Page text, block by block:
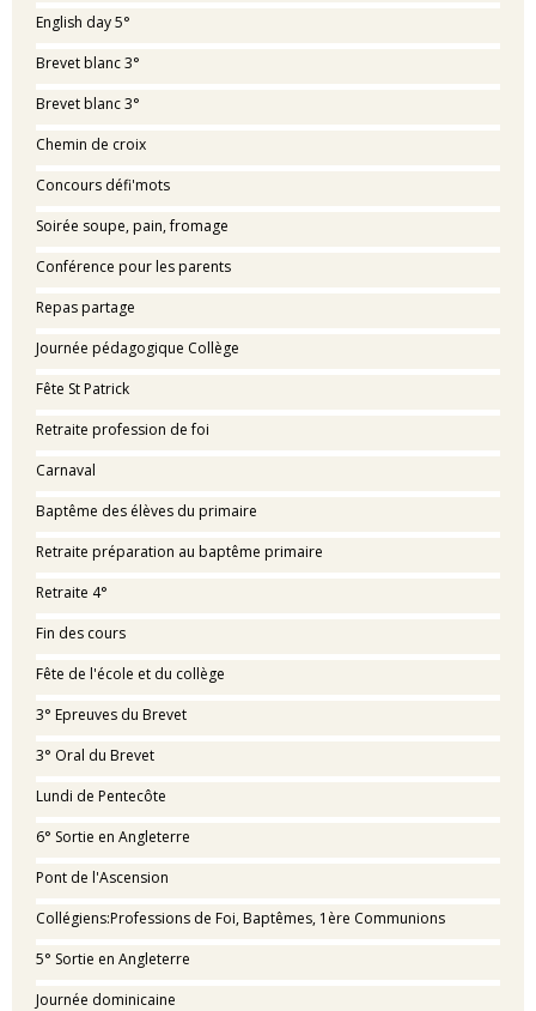
English day 5°
Brevet blanc 3°
Brevet blanc 3°
Chemin de croix
Concours défi'mots
Soirée soupe, pain, fromage
Conférence pour les parents
Repas partage
Journée pédagogique Collège
Fête St Patrick
Retraite profession de foi
Carnaval
Baptême des élèves du primaire
Retraite préparation au baptême primaire
Retraite 4°
Fin des cours
Fête de l'école et du collège
3° Epreuves du Brevet
3° Oral du Brevet
Lundi de Pentecôte
6° Sortie en Angleterre
Pont de l'Ascension
Collégiens:Professions de Foi, Baptêmes, 1ère Communions
5° Sortie en Angleterre
Journée dominicaine